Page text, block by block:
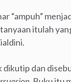
“ampuh”
itulah
dan